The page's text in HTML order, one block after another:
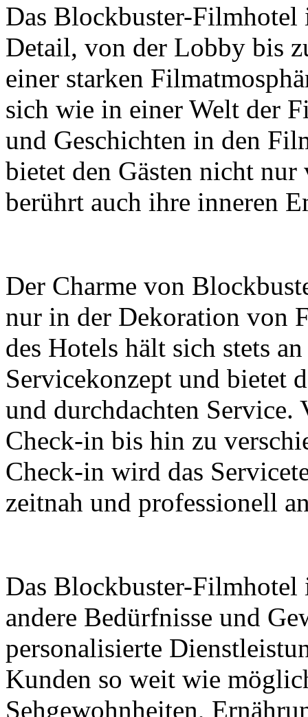
Das Blockbuster-
Detail, von der Lobby bis
einer starken
sich wie in einer Welt der
und Geschichten in den
bietet den Gästen nicht
berührt auch ihre inneren
Der Charme von
nur in der Dekoration von
des Hotels hält sich stets
Servicekonzept und bietet
und durchdachten Service.
Check-in bis hin zu
Check-in wird das
zeitnah und professionell
Das Blockbuster-Filmhotel
andere Bedürfnisse und
personalisierte
Kunden so weit wie
Sehgewohnheiten,